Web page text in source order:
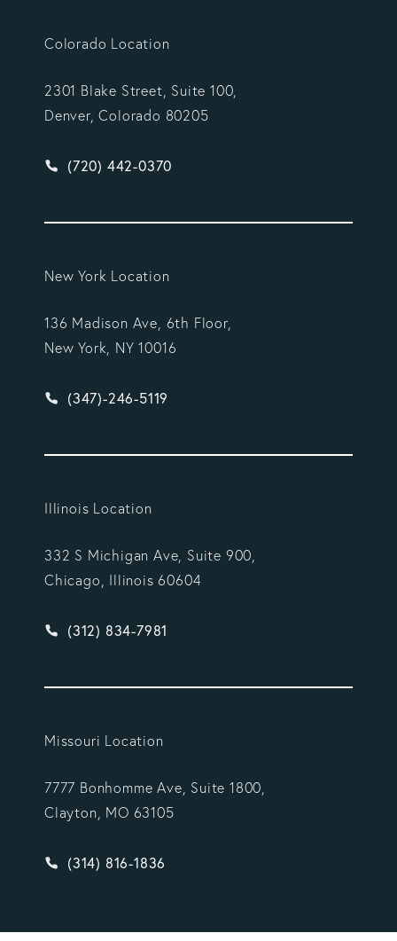
Colorado Location
2301 Blake Street, Suite 100,
Denver, Colorado 80205
Give Vargas Gonzalez Delombard, LLP a phone
(720) 442-0370
New York Location
136 Madison Ave, 6th Floor,
New York, NY 10016
Give Vargas Gonzalez Delombard, LLP a phone
(347)-246-5119
Illinois Location
332 S Michigan Ave, Suite 900,
Chicago, Illinois 60604
Give Vargas Gonzalez Delombard, LLP a phone
(312) 834-7981
Missouri Location
7777 Bonhomme Ave, Suite 1800,
Clayton, MO 63105
Give Vargas Gonzalez Delombard, LLP a phone
(314) 816-1836